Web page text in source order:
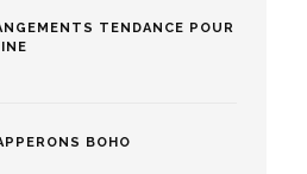
TENDANCE POUR
BOHO